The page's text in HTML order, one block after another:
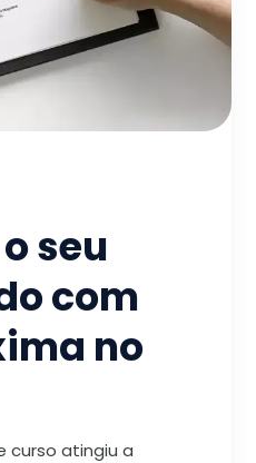
seu
com
no
curso atingiu a